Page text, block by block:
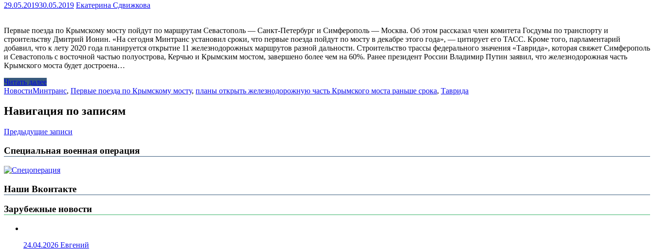
29.05.201930.05.2019 Екатерина Сдвижкова
Первые поезда по Крымскому мосту пойдут по маршрутам Севастополь — Санкт-Петербург и Симферополь — Москва. Об этом рассказал член комитета Госдумы по транспорту и
строительству Дмитрий Ионин. «На сегодня Минтранс установил сроки, что первые поезда пойдут по мосту в декабре этого года», — цитирует его ТАСС. Кроме того, парламентарий
добавил, что к лету 2020 года планируется открытие 11 железнодорожных маршрутов разной дальности. Строительство трассы федерального значения «Таврида», которая свяжет Симферополь
и Севастополь с восточной частью полуострова, Керчью и Крымским мостом, завершено более чем на 60%. Ранее президент России Владимир Путин заявил, что железнодорожная часть
Крымского моста будет достроена…
Читать далее
НовостиМинтранс, Первые поезда по Крымскому мосту, планы открыть железнодорожную часть Крымского моста раньше срока, Таврида
Навигация по записям
Предыдущие записи
Специальная военная операция
Наши Вконтакте
Зарубежные новости
24.04.2026 Евгений